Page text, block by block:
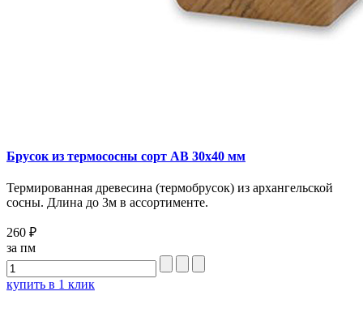
Брусок из термососны сорт AB 30x40 мм
Термированная древесина (термобрусок) из архангельcкой
сосны. Длина до 3м в ассортименте.
260 ₽
за пм
купить в 1 клик